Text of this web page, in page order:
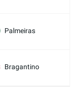
Palmeiras
Bragantino